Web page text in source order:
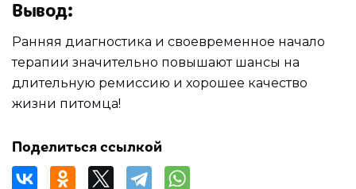
Вывод:
Ранняя диагностика и своевременное начало
терапии значительно повышают шансы на
длительную ремиссию и хорошее качество
жизни питомца!
Поделиться ссылкой